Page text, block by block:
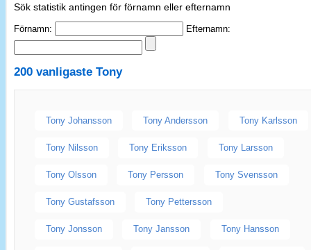
Sök statistik antingen för förnamn eller efternamn
Förnamn: Efternamn:
200 vanligasteTony
Tony Johansson Tony Andersson Tony Karlsson
Tony Nilsson Tony Eriksson Tony Larsson
Tony Olsson Tony Persson Tony Svensson
Tony Gustafsson Tony Pettersson
Tony Jonsson Tony Jansson Tony Hansson